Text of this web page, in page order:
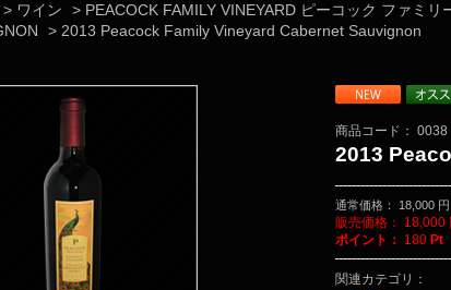
> ワイン > PEACOCK FAMILY VINEYARD ピーコック ファミリ
> 2013 Peacock Family Vineyard Cabernet Sauvignon
商品コード： 0038
2013
通常価格 ： 18,000 円
販売価格 ： 18,000
ポイント： 180 Pt
関連カテゴリ：